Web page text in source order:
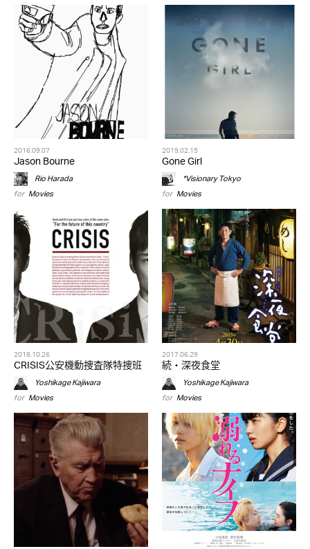
2016.09.07
Jason Bourne
Rio Harada
for Movies
2019.02.15
Gone Girl
*Visionary Tokyo
for Movies
2018.10.26
CRISIS公安機動捜査隊特捜班
Yoshikage Kajiwara
for Movies
2017.06.29
続・深夜食堂
Yoshikage Kajiwara
for Movies